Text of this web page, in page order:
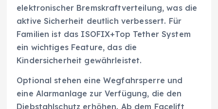
elektronischer Bremskraftverteilung, was die
aktive Sicherheit deutlich verbessert. Für
Familien ist das ISOFIX+Top Tether System
ein wichtiges Feature, das die
Kindersicherheit gewährleistet.
Optional stehen eine Wegfahrsperre und
eine Alarmanlage zur Verfügung, die den
Diebstahlschutz erhöhen. Ab dem Facelift